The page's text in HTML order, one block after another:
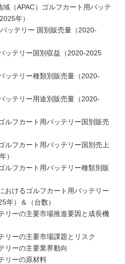
（APAC）ゴルフカート用バッテ
年）
ッテリー 国別販売量（2020-
ッテリー国別収益（2020-2025
ッテリー種類別販売量（2020-
ッテリー用途別販売量（2020-
ルフカート用バッテリー国別販売
ルフカート用バッテリー国別売上
）
ルフカート用バッテリー種類別販
おけるゴルフカート用バッテリー
年）＆（台数）
リーの主要市場推進要因と成長機
リーの主要市場課題とリスク
リーの主要業界動向
リーの原材料